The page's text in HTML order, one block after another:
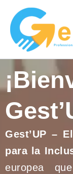
contenido
Gest’UP –
para la
europea